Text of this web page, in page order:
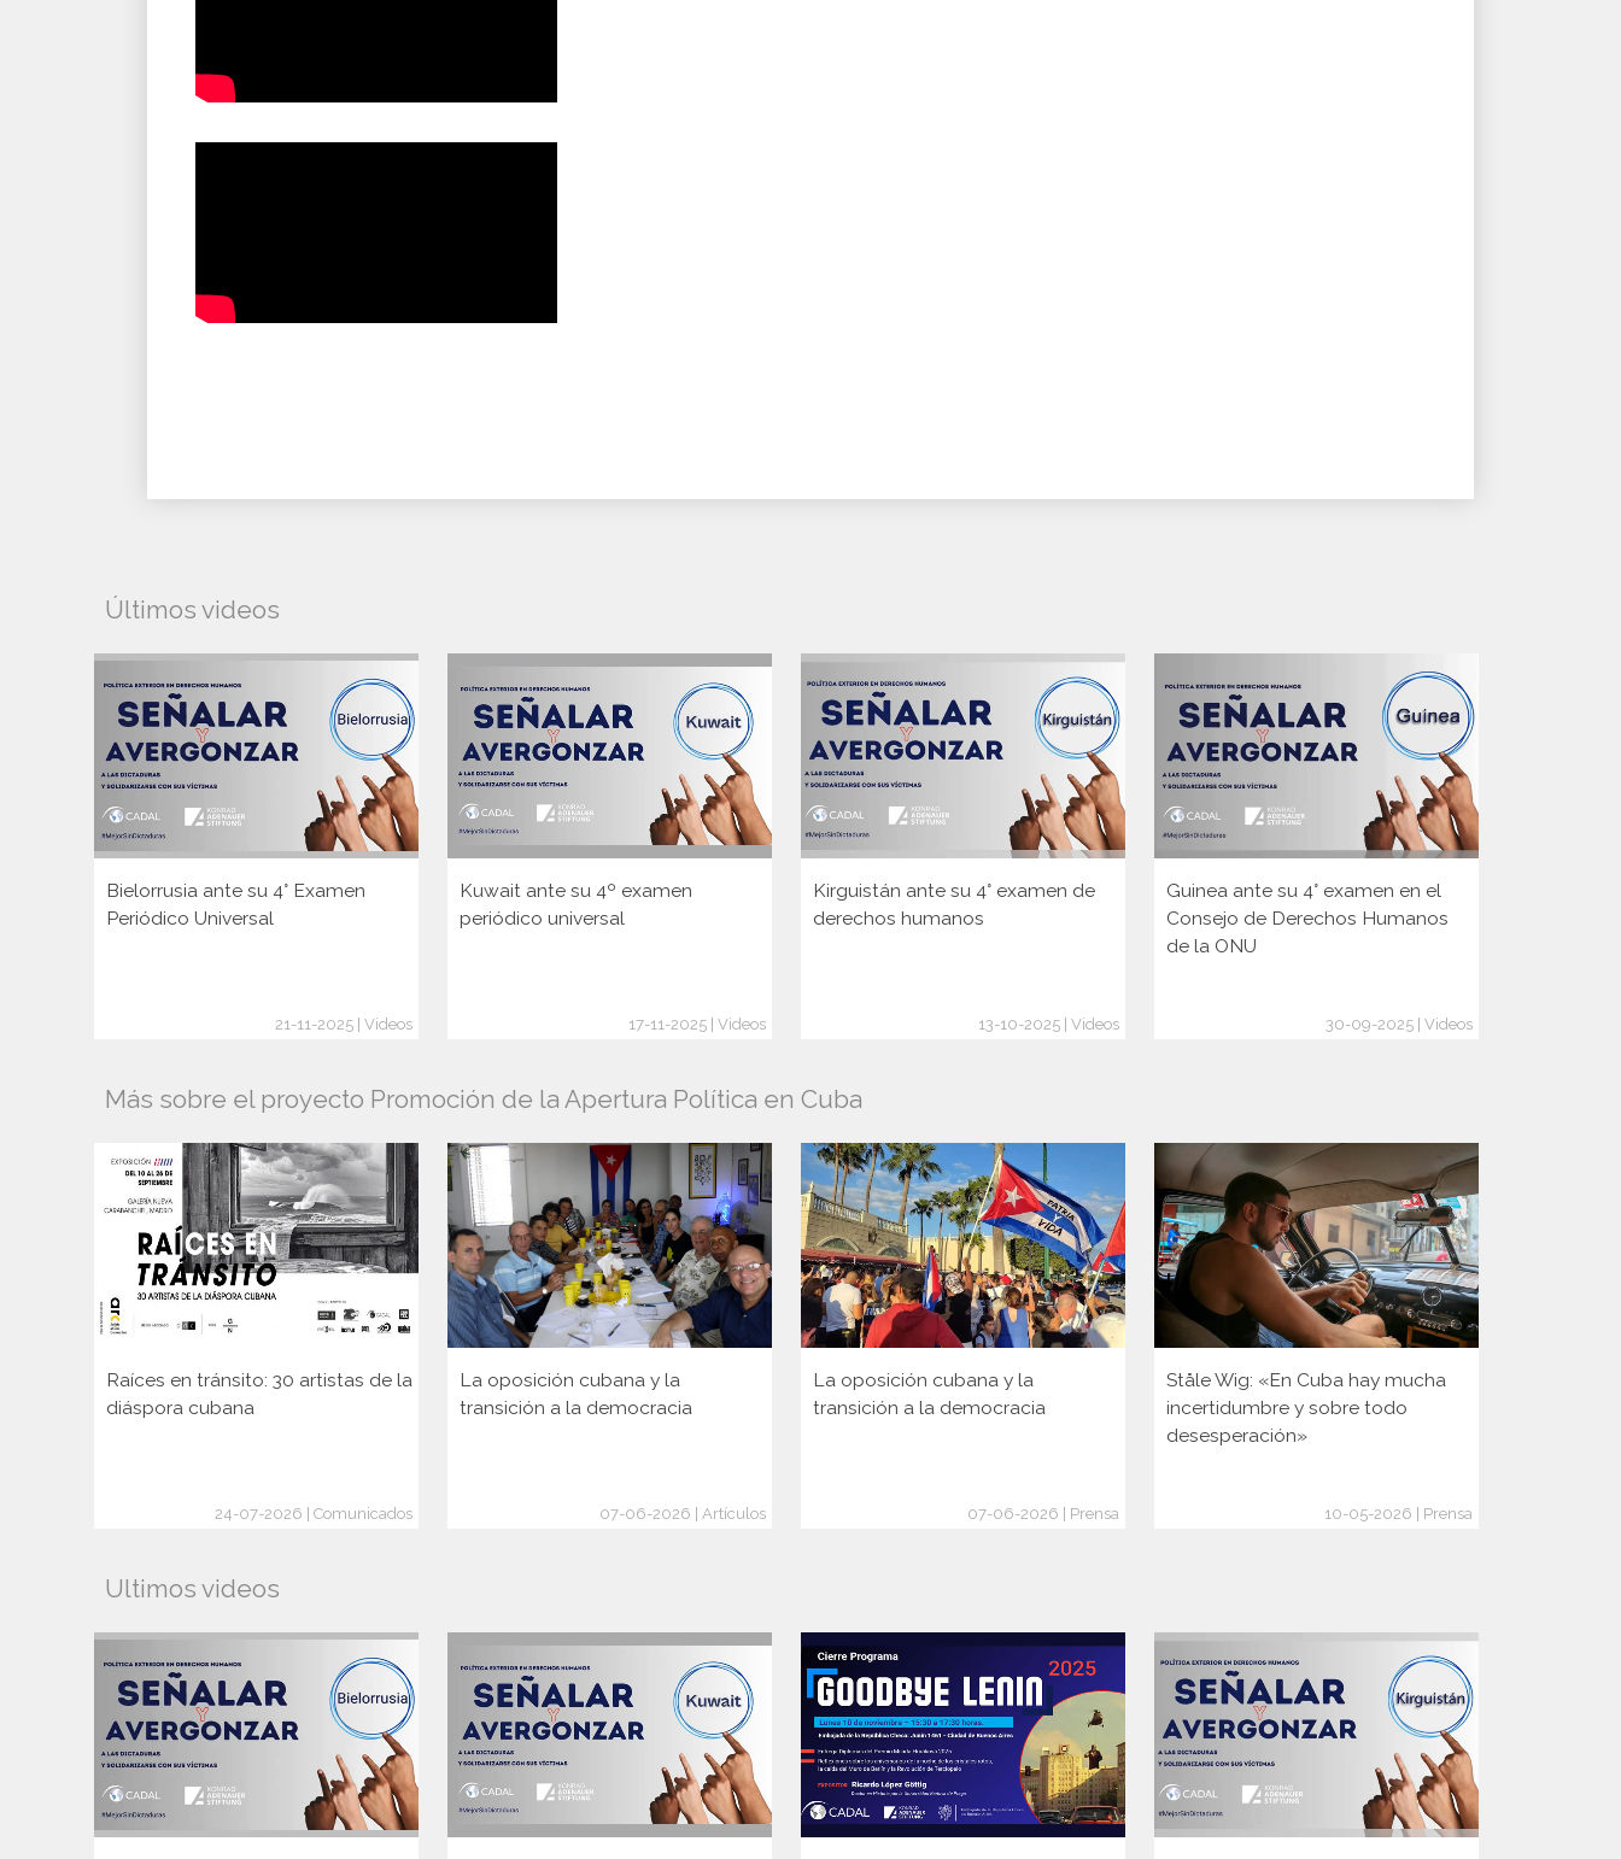
Últimos videos
Bielorrusia ante su 4° Examen
Periódico Universal
21-11-2025 | Videos
Kuwait ante su 4º examen
periódico universal
17-11-2025 | Videos
Kirguistán ante su 4° examen de
derechos humanos
13-10-2025 | Videos
Guinea ante su 4° examen en el
Consejo de Derechos Humanos
de la ONU
30-09-2025 | Videos
Más sobre el proyecto Promoción de la Apertura Política en Cuba
Raíces en tránsito: 30 artistas de la
diáspora cubana
24-07-2026 | Comunicados
La oposición cubana y la
transición a la democracia
07-06-2026 | Artículos
La oposición cubana y la
transición a la democracia
07-06-2026 | Prensa
Ståle Wig: «En Cuba hay mucha
incertidumbre y sobre todo
desesperación»
10-05-2026 | Prensa
Ultimos videos